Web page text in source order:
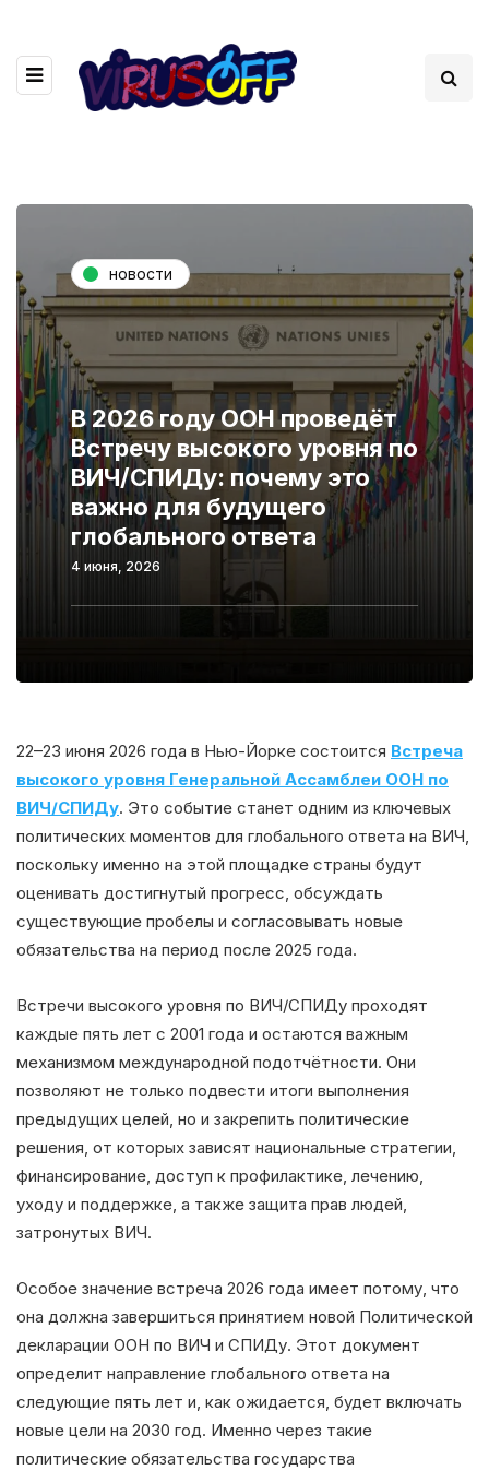
новости
В 2026 году ООН проведёт
Встречу высокого уровня по
ВИЧ/СПИДу: почему это
важно для будущего
глобального ответа
4 июня, 2026
22–23 июня 2026 года в Нью-Йорке состоится Встреча
высокого уровня Генеральной Ассамблеи ООН по
ВИЧ/СПИДу. Это событие станет одним из ключевых
политических моментов для глобального ответа на ВИЧ,
поскольку именно на этой площадке страны будут
оценивать достигнутый прогресс, обсуждать
существующие пробелы и согласовывать новые
обязательства на период после 2025 года.
Встречи высокого уровня по ВИЧ/СПИДу проходят
каждые пять лет с 2001 года и остаются важным
механизмом международной подотчётности. Они
позволяют не только подвести итоги выполнения
предыдущих целей, но и закрепить политические
решения, от которых зависят национальные стратегии,
финансирование, доступ к профилактике, лечению,
уходу и поддержке, а также защита прав людей,
затронутых ВИЧ.
Особое значение встреча 2026 года имеет потому, что
она должна завершиться принятием новой Политической
декларации ООН по ВИЧ и СПИДу. Этот документ
определит направление глобального ответа на
следующие пять лет и, как ожидается, будет включать
новые цели на 2030 год. Именно через такие
политические обязательства государства